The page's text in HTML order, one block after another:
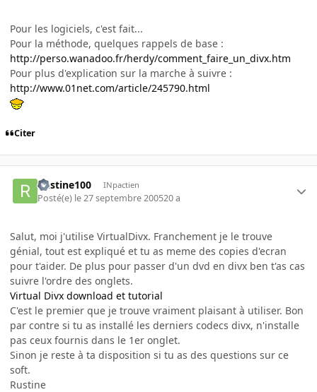
Pour les logiciels, c'est fait...
Pour la méthode, quelques rappels de base :
http://perso.wanadoo.fr/herdy/comment_faire_un_divx.htm
Pour plus d'explication sur la marche à suivre :
http://www.01net.com/article/245790.html
Citer
Rustine100 INpactien
Posté(e) le 27 septembre 200520 a
Salut, moi j'utilise VirtualDivx. Franchement je le trouve
génial, tout est expliqué et tu as meme des copies d'ecran
pour t'aider. De plus pour passer d'un dvd en divx ben t'as cas
suivre l'ordre des onglets.
Virtual Divx download et tutorial
C'est le premier que je trouve vraiment plaisant à utiliser. Bon
par contre si tu as installé les derniers codecs divx, n'installe
pas ceux fournis dans le 1er onglet.
Sinon je reste à ta disposition si tu as des questions sur ce
soft.
Rustine